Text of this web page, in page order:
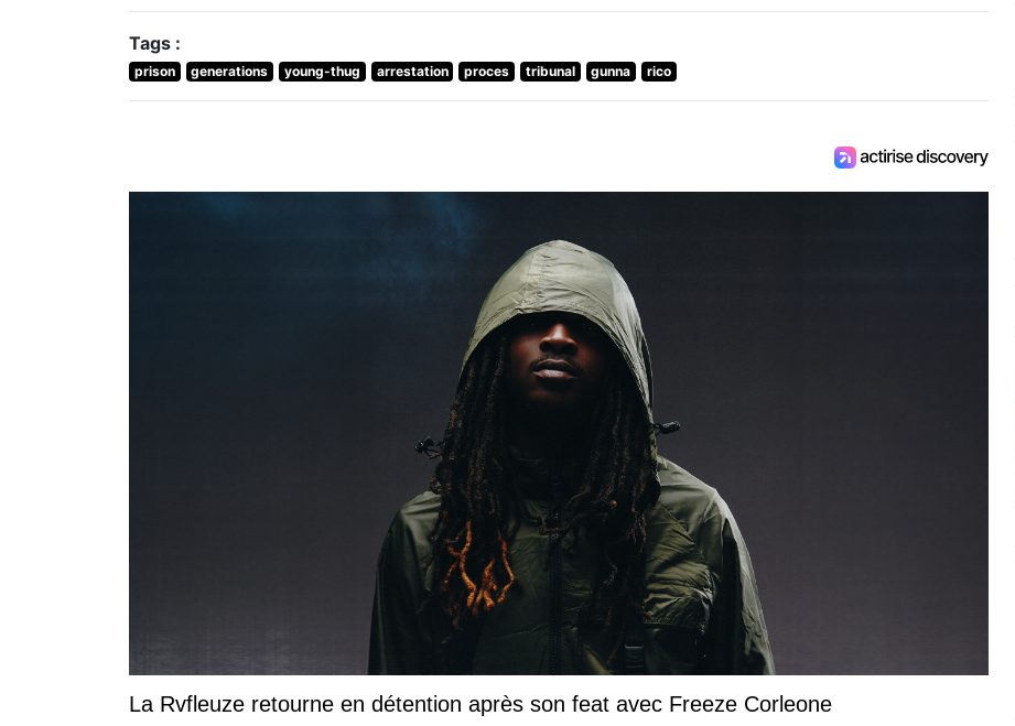
Tags :
prison generations young-thug arrestation proces tribunal gunna rico
La Rvfleuze retourne en détention après son feat avec Freeze Corleone